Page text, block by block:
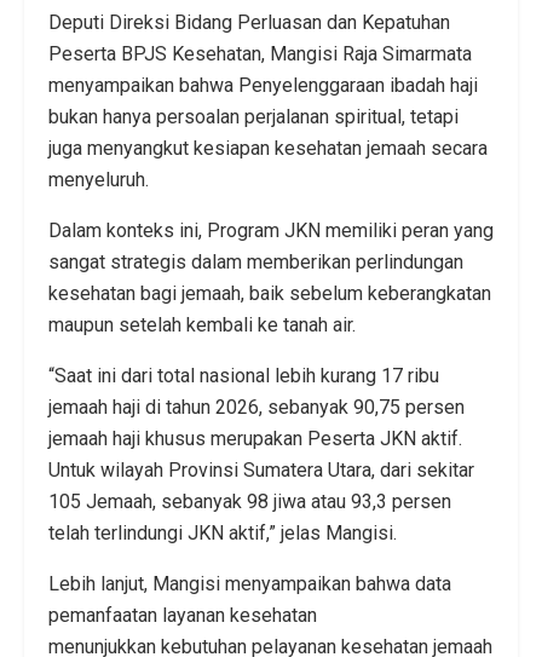
Deputi Direksi Bidang Perluasan dan Kepatuhan
Peserta BPJS Kesehatan, Mangisi Raja Simarmata
menyampaikan bahwa Penyelenggaraan ibadah haji
bukan hanya persoalan perjalanan spiritual, tetapi
juga menyangkut kesiapan kesehatan jemaah secara
menyeluruh.
Dalam konteks ini, Program JKN memiliki peran yang
sangat strategis dalam memberikan perlindungan
kesehatan bagi jemaah, baik sebelum keberangkatan
maupun setelah kembali ke tanah air.
“Saat ini dari total nasional lebih kurang 17 ribu
jemaah haji di tahun 2026, sebanyak 90,75 persen
jemaah haji khusus merupakan Peserta JKN aktif.
Untuk wilayah Provinsi Sumatera Utara, dari sekitar
105 Jemaah, sebanyak 98 jiwa atau 93,3 persen
telah terlindungi JKN aktif,” jelas Mangisi.
Lebih lanjut, Mangisi menyampaikan bahwa data
pemanfaatan layanan kesehatan
menunjukkan kebutuhan pelayanan kesehatan jemaah